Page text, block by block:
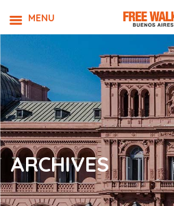
ARCHIVES
MENU